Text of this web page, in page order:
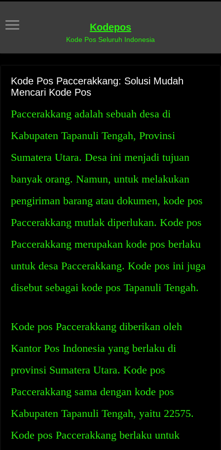
Kodepos
Kode Pos Seluruh Indonesia
Kode Pos Paccerakkang: Solusi Mudah
Mencari Kode Pos
Paccerakkang adalah sebuah desa di
Kabupaten Tapanuli Tengah, Provinsi
Sumatera Utara. Desa ini menjadi tujuan
banyak orang. Namun, untuk melakukan
pengiriman barang atau dokumen, kode pos
Paccerakkang mutlak diperlukan. Kode pos
Paccerakkang merupakan kode pos berlaku
untuk desa Paccerakkang. Kode pos ini juga
disebut sebagai kode pos Tapanuli Tengah.
Kode pos Paccerakkang diberikan oleh
Kantor Pos Indonesia yang berlaku di
provinsi Sumatera Utara. Kode pos
Paccerakkang sama dengan kode pos
Kabupaten Tapanuli Tengah, yaitu 22575.
Kode pos Paccerakkang berlaku untuk